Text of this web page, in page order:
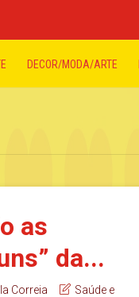
DECOR/MODA/ARTE
as
da...
Correia
Saúde e